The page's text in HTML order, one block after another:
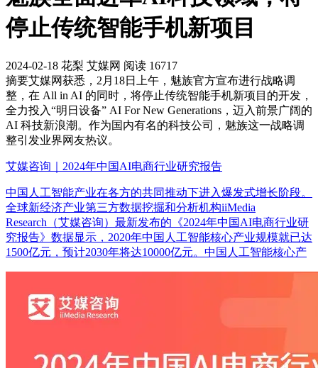
停止传统智能手机新项目
2024-02-18 花梨 艾媒网 阅读 16717
摘要艾媒网获悉，2月18日上午，魅族官方宣布进行战略调
整，在 All in AI 的同时，将停止传统智能手机新项目的开发，
全力投入“明日设备” AI For New Generations，迈入前景广阔的
AI 科技新浪潮。作为国内有名的科技公司，魅族这一战略调
整引发业界网友热议。
艾媒咨询｜2024年中国AI电商行业研究报告
中国人工智能产业在各方的共同推动下进入爆发式增长阶段。
全球新经济产业第三方数据挖掘和分析机构iiMedia
Research（艾媒咨询）最新发布的《2024年中国AI电商行业研
究报告》数据显示，2020年中国人工智能核心产业规模就已达
1500亿元，预计2030年将达10000亿元。中国人工智能核心产